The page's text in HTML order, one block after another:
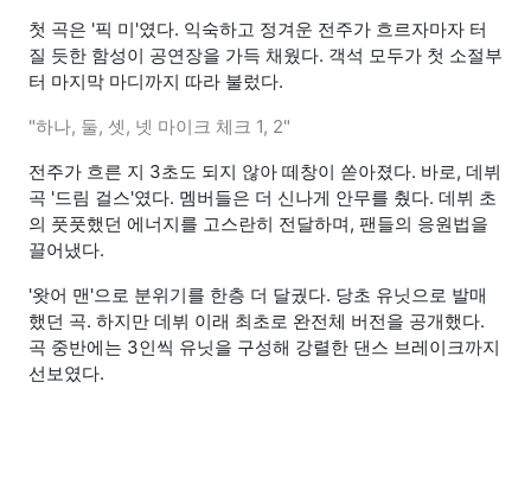
첫 곡은 '픽 미'였다. 익숙하고 정겨운 전주가 흐르자마자 터
질 듯한 함성이 공연장을 가득 채웠다. 객석 모두가 첫 소절부
터 마지막 마디까지 따라 불렀다.
"하나, 둘, 셋, 넷 마이크 체크 1, 2"
전주가 흐른 지 3초도 되지 않아 떼창이 쏟아졌다. 바로, 데뷔
곡 '드림 걸스'였다. 멤버들은 더 신나게 안무를 췄다. 데뷔 초
의 풋풋했던 에너지를 고스란히 전달하며, 팬들의 응원법을
끌어냈다.
'왓어 맨'으로 분위기를 한층 더 달궜다. 당초 유닛으로 발매
했던 곡. 하지만 데뷔 이래 최초로 완전체 버전을 공개했다.
곡 중반에는 3인씩 유닛을 구성해 강렬한 댄스 브레이크까지
선보였다.